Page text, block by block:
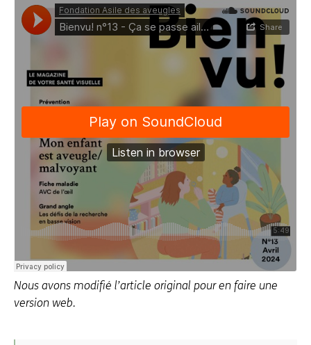
Nous avons modifié l’article original pour en faire une
version web.